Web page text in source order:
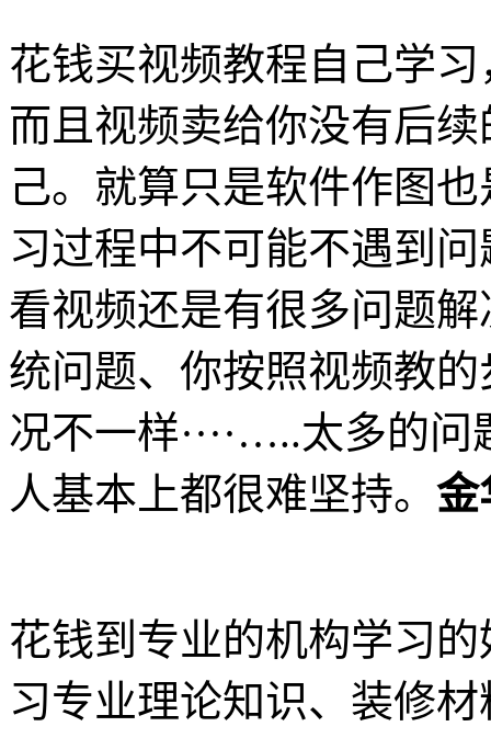
花钱买视频教程自己学
而且视频卖给你没有后
己。就算只是软件作图
习过程中不可能不遇到
看视频还是有很多问题
统问题、你按照视频教
况不一样····…..太多的
人基本上都很难坚持。 金
花钱到专业的机构学习
习专业理论知识、装修